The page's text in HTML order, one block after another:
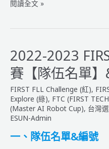
2022-
FIRST
器
人
台
選
拔
賽
閱讀全文 »
2022-2023
賽【隊伍名單
FIRST FLL Challenge (紅),
Explore (綠), FTC (FIRST
(Master AI Robot Cup), 台灣
ESUN-Admin
一、隊伍名單&編號